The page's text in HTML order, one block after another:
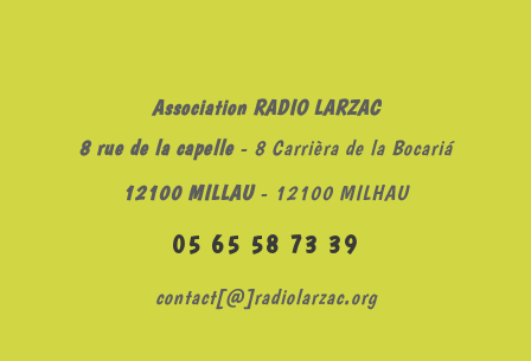
Association RADIO LARZAC
8 rue de la capelle- 8 Carrièra de la Bocariá
12100 MILLAU- 12100 MILHAU
05 65 58 73 39
contact[@]radiolarzac.org